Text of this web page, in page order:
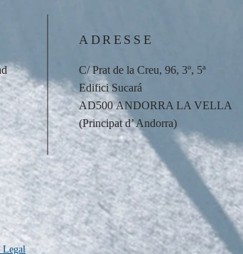
ADRESSE
C/ Prat de la Creu, 96, 3º, 5ª
Edifici Sucará
AD500 ANDORRA LA VELLA
(Principat d’ Andorra)
Legal